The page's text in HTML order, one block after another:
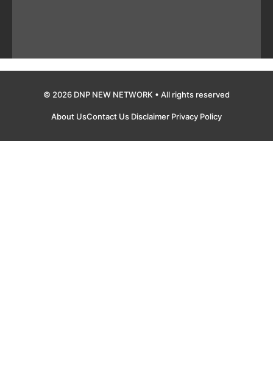
© 2026 DNP NEW NETWORK • All rights reserved
About UsContact Us Disclaimer Privacy Policy